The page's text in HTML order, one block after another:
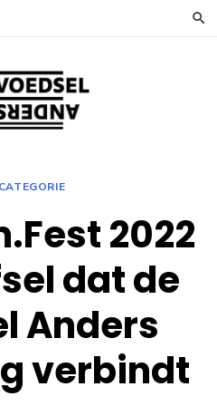
2022
dat de
Anders
verbindt